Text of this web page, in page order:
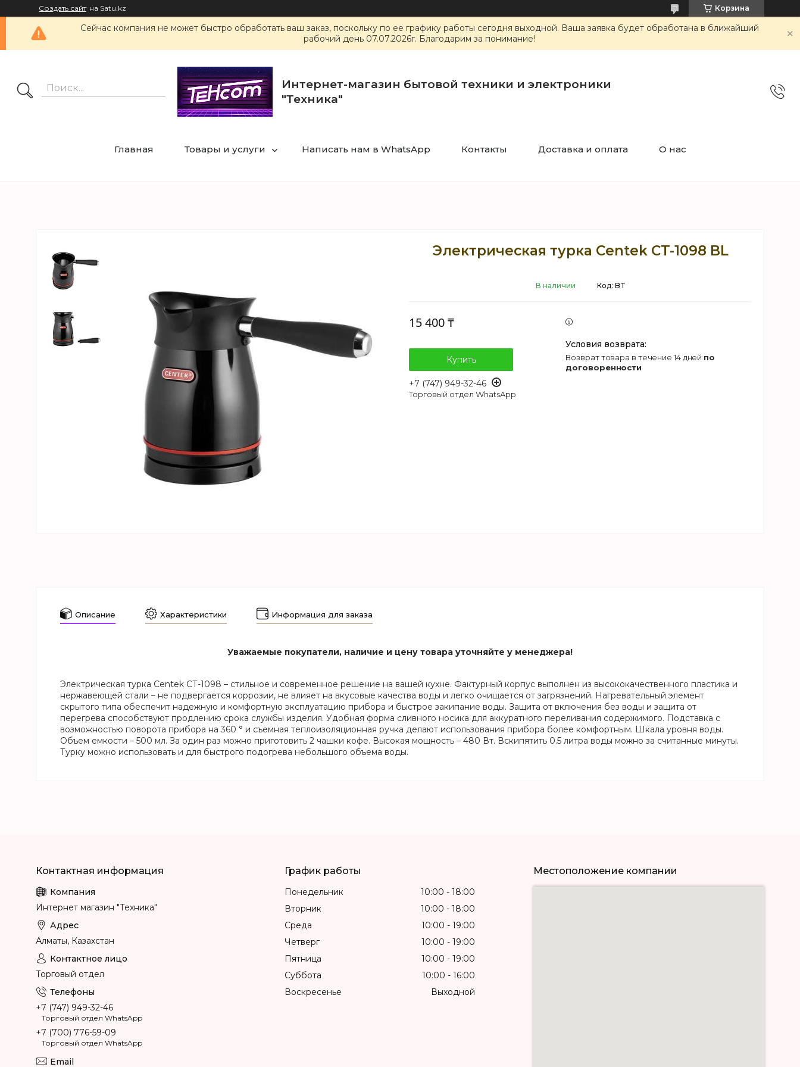
Создать сайт на Satu.kz Корзина
Сейчас компания не может быстро обработать ваш заказ, поскольку по ее графику работы сегодня выходной. Ваша заявка будет обработана в ближайший
рабочий день 07.07.2026г. Благодарим за понимание!
Интернет-магазин бытовой техники и электроники
"Техника"
Главная Товары и услуги Написать нам в WhatsApp Контакты Доставка и оплата О нас
Электрическая турка Centek CT-1098 BL
В наличии Код: BT
15 400 ₸
Купить
+7 (747) 949-32-46
Торговый отдел WhatsApp
возврат товара в течение 14 дней по
договоренности
Описание Характеристики Информация для заказа
Уважаемые покупатели, наличие и цену товара уточняйте у менеджера!
Электрическая турка Centek СТ-1098 – стильное и современное решение на вашей кухне. Фактурный корпус выполнен из высококачественного пластика и
нержавеющей стали – не подвергается коррозии, не влияет на вкусовые качества воды и легко очищается от загрязнений. Нагревательный элемент
скрытого типа обеспечит надежную и комфортную эксплуатацию прибора и быстрое закипание воды. Защита от включения без воды и защита от
перегрева способствуют продлению срока службы изделия. Удобная форма сливного носика для аккуратного переливания содержимого. Подставка с
возможностью поворота прибора на 360 ° и съемная теплоизоляционная ручка делают использования прибора более комфортным. Шкала уровня воды.
Объем емкости – 500 мл. За один раз можно приготовить 2 чашки кофе. Высокая мощность – 480 Вт. Вскипятить 0.5 литра воды можно за считанные минуты.
Турку можно использовать и для быстрого подогрева небольшого объема воды.
Интернет магазин "Техника"
Алматы, Казахстан
Торговый отдел
+7 (747) 949-32-46
Торговый отдел WhatsApp
+7 (700) 776-59-09
Торговый отдел WhatsApp
График работы
Понедельник 10:00
18:00
Вторник
10:00
18:00
Среда
10:00
19:00
Четверг
10:00
19:00
Пятница
10:00
19:00
Суббота
10:00
16:00
Воскресенье
Выходной
Местоположение компании